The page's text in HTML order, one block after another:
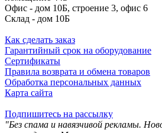
Офис - дом 10Б, строение 3, офис 6
Склад - дом 10Б
Как сделать заказ
Гарантийный срок на оборудование
Сертификаты
Правила возврата и обмена товаров
Обработка персональных данных
Карта сайта
Подпишитесь на рассылку
"Без спама и навязчивой рекламы.